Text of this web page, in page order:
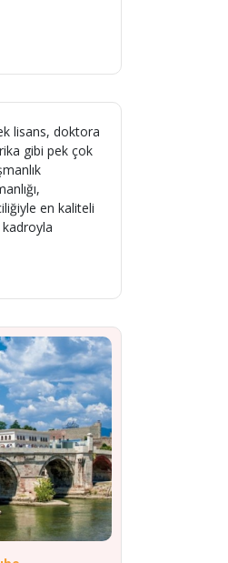
lisans, doktora
gibi pek çok
en kaliteli